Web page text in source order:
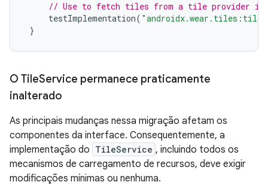
// Use to fetch tiles from a tile provider in
testImplementation(
}
O TileService permanece praticamente
inalterado
As principais mudanças nessa migração afetam os
componentes da interface. Consequentemente, a
implementação do TileService , incluindo todos os
mecanismos de carregamento de recursos, deve exigir
modificações mínimas ou nenhuma.